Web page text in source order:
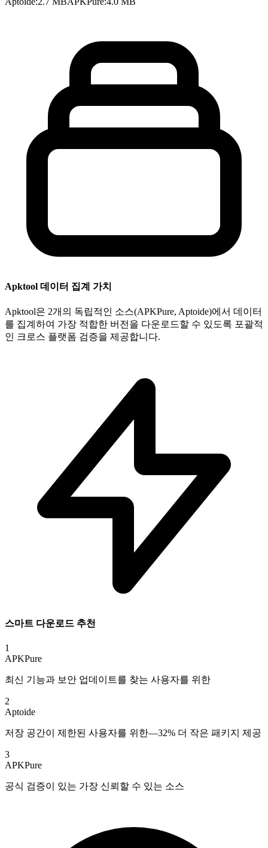
Apktool 데이터 집계 가치
Apktool은 2개의 독립적인 소스(APKPure, Aptoide)에서 데이터
를 집계하여 가장 적합한 버전을 다운로드할 수 있도록 포괄적
인 크로스 플랫폼 검증을 제공합니다.
스마트 다운로드 추천
1
APKPure
최신 기능과 보안 업데이트를 찾는 사용자를 위한
2
Aptoide
저장 공간이 제한된 사용자를 위한—32% 더 작은 패키지 제공
3
APKPure
공식 검증이 있는 가장 신뢰할 수 있는 소스